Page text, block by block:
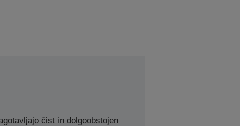
čist in dolgoobstojen